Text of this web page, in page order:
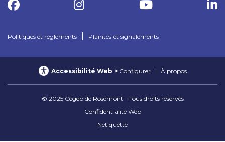
Politiques et règlements Plaintes et signalements
© 2025 Cégep de Rosemont – Tous droits réservés
Confidentialité Web
Nétiquette
Accessibilité Web Configurer À propos